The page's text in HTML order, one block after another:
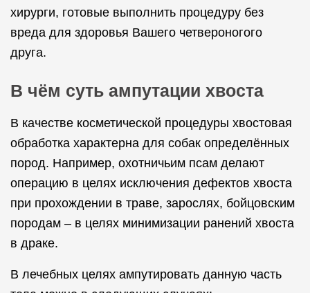
хирурги, готовые выполнить процедуру без
вреда для здоровья Вашего четвероногого
друга.
В чём суть ампутации хвоста
В качестве косметической процедуры хвостовая
обработка характерна для собак определённых
пород. Например, охотничьим псам делают
операцию в целях исключения дефектов хвоста
при прохождении в траве, зарослях, бойцовским
породам – в целях минимизации ранений хвоста
в драке.
В лечебных целях ампутировать данную часть